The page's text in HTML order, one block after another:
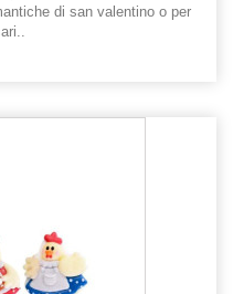
di san valentino o per